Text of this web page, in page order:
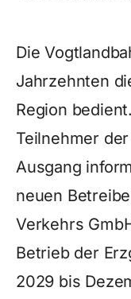
Die
Jahrzehnten
Region
Teilnehmer
Ausgang
neuen
Verkehrs
Betrieb der
2029 bis